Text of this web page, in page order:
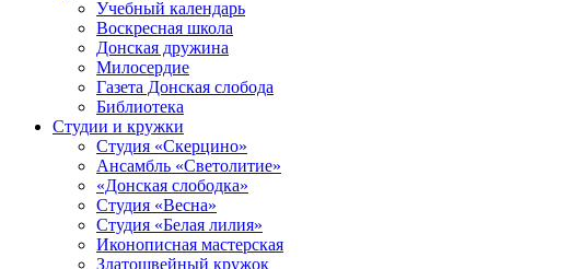
Учебный календарь
Воскресная школа
Донская дружина
Милосердие
Газета Донская слобода
Библиотека
Студии и кружки
Студия «Скерцино»
Ансамбль «Светолитие»
«Донская слободка»
Студия «Весна»
Студия «Белая лилия»
Иконописная мастерская
Златошвейный кружок